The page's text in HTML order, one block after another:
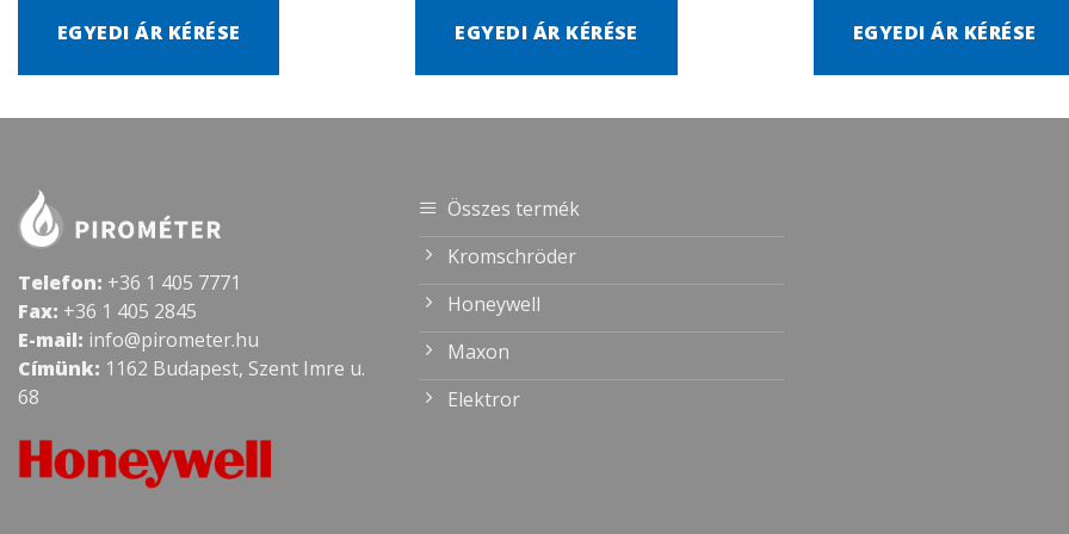
EGYEDI ÁR KÉRÉSE EGYEDI ÁR KÉRÉSE EGYEDI ÁR KÉRÉSE
Telefon: +36 1 405 7771
Fax: +36 1 405 2845
E-mail: info@pirometer.hu
Címünk: 1162 Budapest, Szent Imre u.
68
Összes termék
Kromschröder
Honeywell
Maxon
Elektror